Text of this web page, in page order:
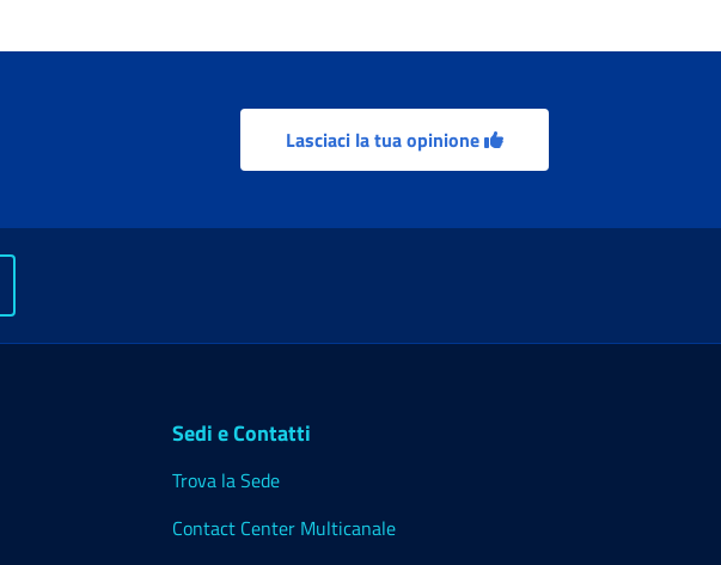
Lasciaci la tua opinione
Sedi e Contatti
Trova la Sede
Contact Center Multicanale